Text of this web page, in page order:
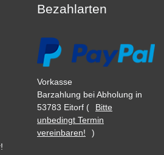
Bezahlarten
Vorkasse
Barzahlung bei Abholung in
53783 Eitorf (
Bitte
unbedingt Termin
vereinbaren!
)